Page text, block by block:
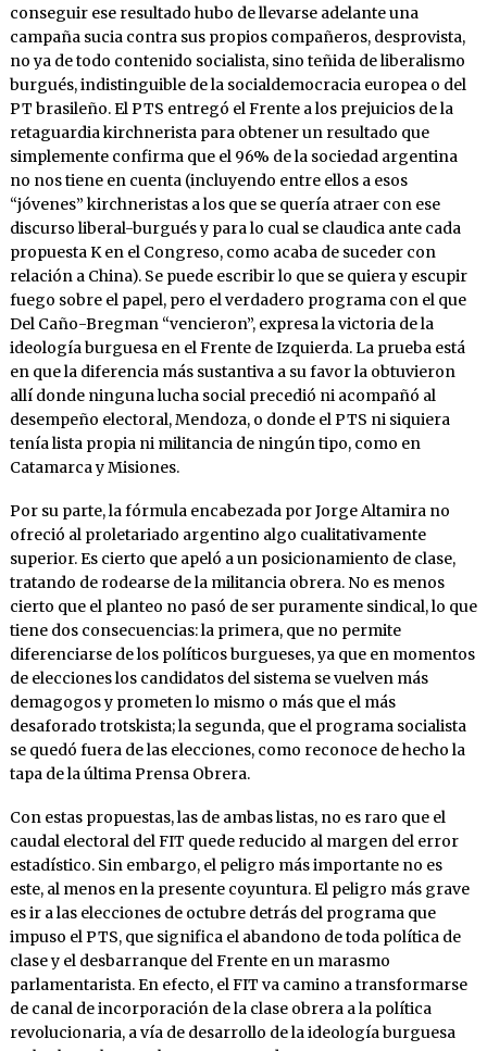
conseguir ese resultado hubo de llevarse adelante una
campaña sucia contra sus propios compañeros, desprovista,
no ya de todo contenido socialista, sino teñida de liberalismo
burgués, indistinguible de la socialdemocracia europea o del
PT brasileño. El PTS entregó el Frente a los prejuicios de la
retaguardia kirchnerista para obtener un resultado que
simplemente confirma que el 96% de la sociedad argentina
no nos tiene en cuenta (incluyendo entre ellos a esos
“jóvenes” kirchneristas a los que se quería atraer con ese
discurso liberal-burgués y para lo cual se claudica ante cada
propuesta K en el Congreso, como acaba de suceder con
relación a China). Se puede escribir lo que se quiera y escupir
fuego sobre el papel, pero el verdadero programa con el que
Del Caño-Bregman “vencieron”, expresa la victoria de la
ideología burguesa en el Frente de Izquierda. La prueba está
en que la diferencia más sustantiva a su favor la obtuvieron
allí donde ninguna lucha social precedió ni acompañó al
desempeño electoral, Mendoza, o donde el PTS ni siquiera
tenía lista propia ni militancia de ningún tipo, como en
Catamarca y Misiones.
Por su parte, la fórmula encabezada por Jorge Altamira no
ofreció al proletariado argentino algo cualitativamente
superior. Es cierto que apeló a un posicionamiento de clase,
tratando de rodearse de la militancia obrera. No es menos
cierto que el planteo no pasó de ser puramente sindical, lo que
tiene dos consecuencias: la primera, que no permite
diferenciarse de los políticos burgueses, ya que en momentos
de elecciones los candidatos del sistema se vuelven más
demagogos y prometen lo mismo o más que el más
desaforado trotskista; la segunda, que el programa socialista
se quedó fuera de las elecciones, como reconoce de hecho la
tapa de la última Prensa Obrera.
Con estas propuestas, las de ambas listas, no es raro que el
caudal electoral del FIT quede reducido al margen del error
estadístico. Sin embargo, el peligro más importante no es
este, al menos en la presente coyuntura. El peligro más grave
es ir a las elecciones de octubre detrás del programa que
impuso el PTS, que significa el abandono de toda política de
clase y el desbarranque del Frente en un marasmo
parlamentarista. En efecto, el FIT va camino a transformarse
de canal de incorporación de la clase obrera a la política
revolucionaria, a vía de desarrollo de la ideología burguesa